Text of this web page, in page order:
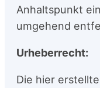
Anhaltspunkt
umgehend
Urheberrecht:
Die hier